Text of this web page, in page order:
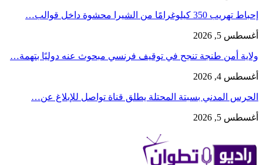
إحباط تهريب 350 كيلوغرامًا من الشيرا محشوة داخل قوالب…
أغسطس 5, 2026
ولاية أمن طنجة تنجح في توقيف فرنسي مبحوث عنه دوليًا بتهمة…
أغسطس 4, 2026
الحرس المدني بسبتة المحتلة يطلق قناة تواصل للإبلاغ عن…
أغسطس 5, 2026